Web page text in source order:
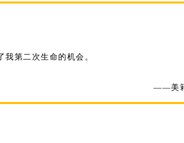
我第二次生命的机会。
——美籍